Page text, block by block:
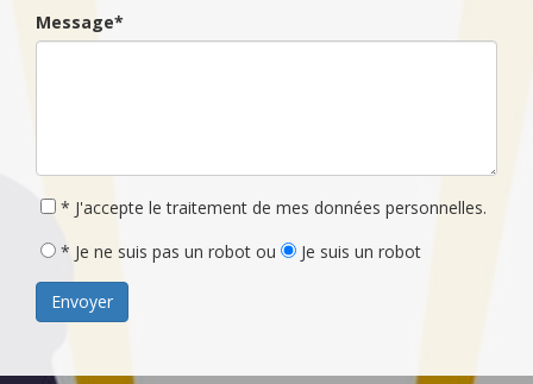
Message*
* J'accepte le traitement de mes données personnelles.
* Je ne suis pas un robot ou
Je suis un robot
Envoyer